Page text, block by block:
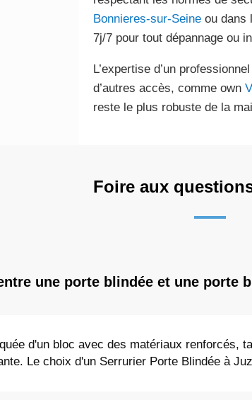
Bonnieres-sur-Seineou dans
7j/7 pour tout dépannage ou
L’expertise d’un
d’autres accès, comme own
reste le plus robuste de la
Foire aux
une porte blindée et une porte
d'un bloc avec des matériaux renforcés,
Le choix d'un Serrurier Porte Blindée à